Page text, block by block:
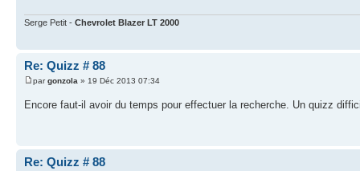
Serge Petit - Chevrolet Blazer LT 2000
Re: Quizz # 88
pargonzola » 19 Déc 2013 07:34
Encore faut-il avoir du temps pour effectuer la recherche. Un quizz
Re: Quizz # 88